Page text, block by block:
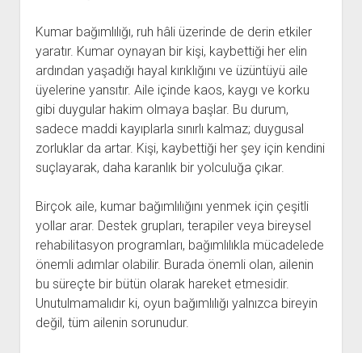
Kumar bağımlılığı, ruh hâli üzerinde de derin etkiler
yaratır. Kumar oynayan bir kişi, kaybettiği her elin
ardından yaşadığı hayal kırıklığını ve üzüntüyü aile
üyelerine yansıtır. Aile içinde kaos, kaygı ve korku
gibi duygular hakim olmaya başlar. Bu durum,
sadece maddi kayıplarla sınırlı kalmaz; duygusal
zorluklar da artar. Kişi, kaybettiği her şey için kendini
suçlayarak, daha karanlık bir yolculuğa çıkar.
Birçok aile, kumar bağımlılığını yenmek için çeşitli
yollar arar. Destek grupları, terapiler veya bireysel
rehabilitasyon programları, bağımlılıkla mücadelede
önemli adımlar olabilir. Burada önemli olan, ailenin
bu süreçte bir bütün olarak hareket etmesidir.
Unutulmamalıdır ki, oyun bağımlılığı yalnızca bireyin
değil, tüm ailenin sorunudur.